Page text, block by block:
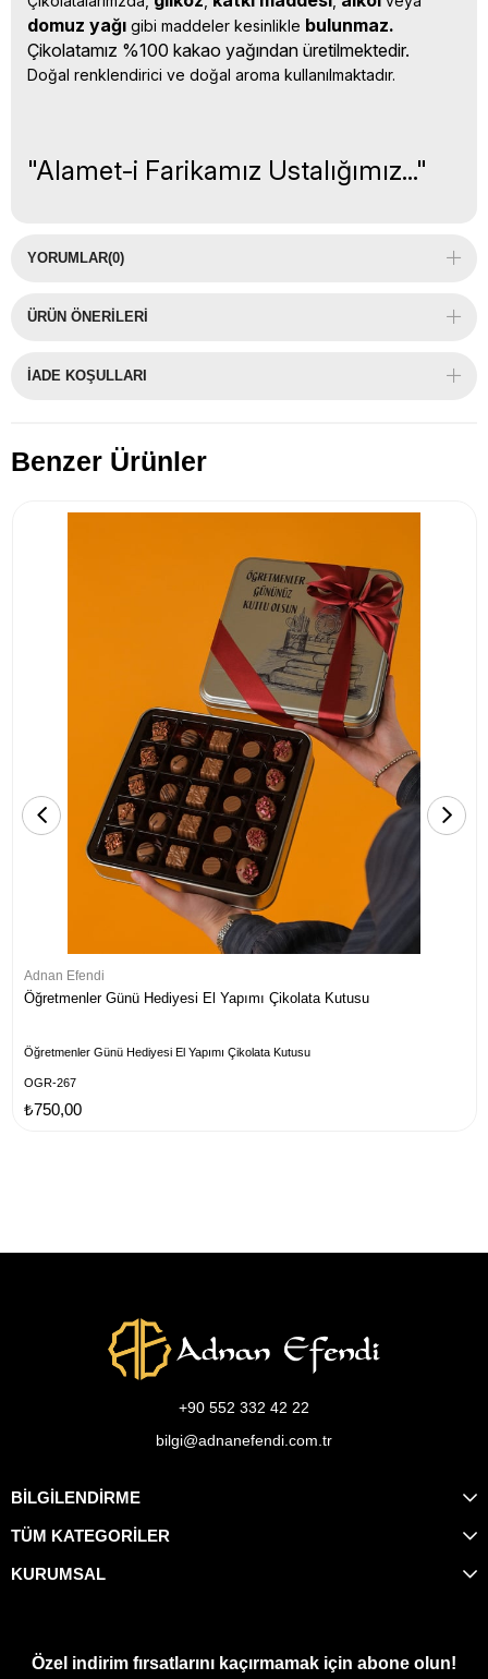
domuz yağı gibi maddeler kesinlikle bulunmaz.
Çikolatamız %100 kakao yağından üretilmektedir.
Doğal renklendirici ve doğal aroma kullanılmaktadır.
"Alamet-i Farikamız Ustalığımız..."
YORUMLAR(0)
ÜRÜN ÖNERILERI
İADE KOŞULLARI
Benzer Ürünler
Adnan Efendi
Öğretmenler Günü Hediyesi El Yapımı Çikolata Kutusu
Öğretmenler Günü Hediyesi El Yapımı Çikolata Kutusu
OGR-267
₺750,00
+90 552 332 42 22
bilgi@adnanefendi.com.tr
BİLGİLENDİRME
TÜM KATEGORİLER
KURUMSAL
Özel indirim fırsatlarını kaçırmamak için abone olun!